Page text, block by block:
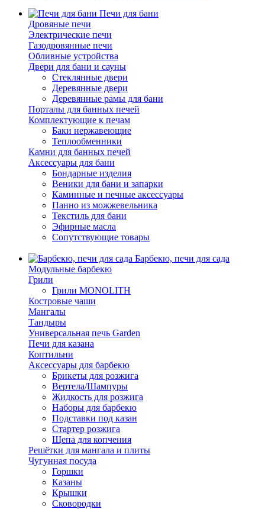
Печи для бани
Дровяные печи
Электрические печи
Газодровянные печи
Обливные устройства
Двери для бани и сауны
Стеклянные двери
Деревянные двери
Деревянные рамы для бани
Порталы для банных печей
Комплектующие к печам
Баки нержавеющие
Теплообменники
Камни для банных печей
Аксессуары для бани
Бондарные изделия
Веники для бани и запарки
Каминные и печные аксессуары
Панно из можжевельника
Текстиль для бани
Эфирные масла
Сопутствующие товары
Барбекю, печи для сада
Модульные барбекю
Грили
Грили MONOLITH
Костровые чаши
Мангалы
Тандыры
Универсальная печь Garden
Печи для казана
Коптильни
Аксессуары для барбекю
Брикеты для розжига
Вертела/Шампуры
Жидкость для розжига
Наборы для барбекю
Подставки под казан
Стартер розжига
Щепа для копчения
Решётки для мангала и плиты
Чугунная посуда
Горшки
Казаны
Крышки
Сковородки